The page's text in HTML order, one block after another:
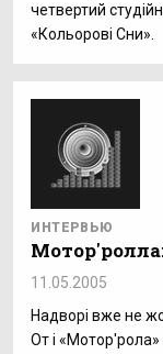
четвертий
«Кольорові Сни».
ИНТЕРВЬЮ
11.05.2005
Надворі вже не
От і «Мотор'рола»